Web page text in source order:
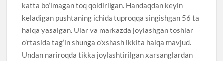
katta bo’lmagan toq qoldirilgan. Handaqdan keyin
keladigan pushtaning ichida tuproqqa singishgan 56 ta
halqa yasalgan. Ular va markazda joylashgan toshlar
o’rtasida tag’in shunga o’xshash ikkita halqa mavjud.
Undan nariroqda tikka joylashtirilgan xarsanglardan